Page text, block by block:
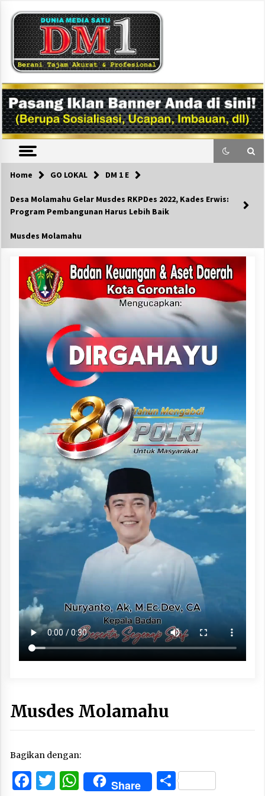
content
DM1
Home GO LOKAL DM 1 E
Desa Molamahu Gelar Musdes RKPDes 2022, Kades Erwis:
Program Pembangunan Harus Lebih Baik
Musdes Molamahu
Musdes Molamahu
Bagikan dengan:
Facebook
Twitter
WhatsApp
Share Share